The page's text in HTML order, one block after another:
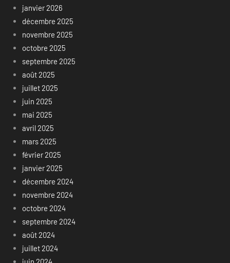
janvier 2026
décembre 2025
novembre 2025
octobre 2025
septembre 2025
août 2025
juillet 2025
juin 2025
mai 2025
avril 2025
mars 2025
février 2025
janvier 2025
décembre 2024
novembre 2024
octobre 2024
septembre 2024
août 2024
juillet 2024